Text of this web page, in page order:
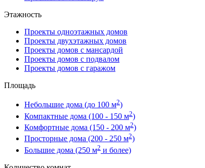
Этажность
Проекты одноэтажных домов
Проекты двухэтажных домов
Проекты домов с мансардой
Проекты домов с подвалом
Проекты домов с гаражом
Площадь
Небольшие дома (до 100 м2)
Компактные дома (100 - 150 м2)
Комфортные дома (150 - 200 м2)
Просторные дома (200 - 250 м2)
Большие дома (250 м2 и более)